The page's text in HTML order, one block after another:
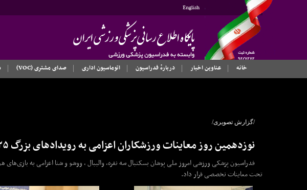
English
خانه
عناوین اخبار دربارهٔ فدراسیون اتوماسیون اداری صدای مشتری (VOC)
/گزارش تصویری/
نوزدهمین روز معاینات ورزشکاران اعزامی به رویدادهای بزرگ ۲۰۲۵
فدراسیون پزشکی ورزشی امروز ملی پوشان بسکتبال سه نفره، والیبال ، ووشو و شنا اعزامی به
تحت معاینات تخصصی قرار داد.